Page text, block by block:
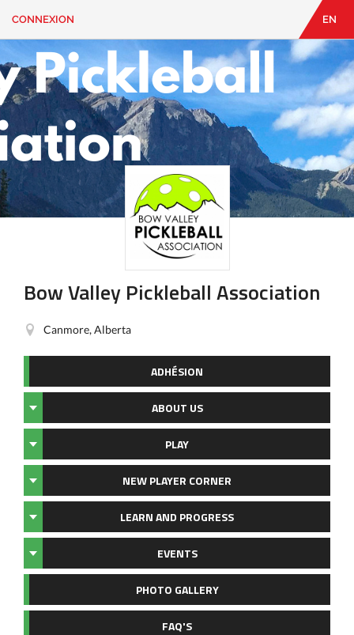
CONNEXION
CONTACT
Vous
cherchez
quelque
chose?
CONNEXION EN
Bow Valley Pickleball Association
Canmore, Alberta
ADHÉSION
ABOUT US
PLAY
NEW PLAYER CORNER
LEARN AND PROGRESS
EVENTS
PHOTO GALLERY
FAQ'S